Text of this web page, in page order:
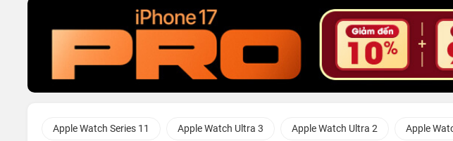
Apple Watch Series 11 Apple Watch Ultra 3 Apple Watch Ultra 2 Apple